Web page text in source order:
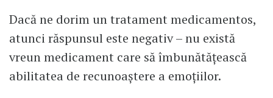
Dacă ne dorim un tratament medicamentos,
atunci răspunsul este negativ – nu există
vreun medicament care să îmbunătățească
abilitatea de recunoaştere a emoţiilor.